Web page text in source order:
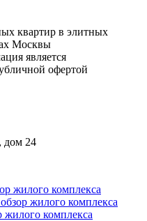
квартир в элитных
Москвы
является
офертой
дом 24
жилого комплекса
жилого комплекса
комплекса